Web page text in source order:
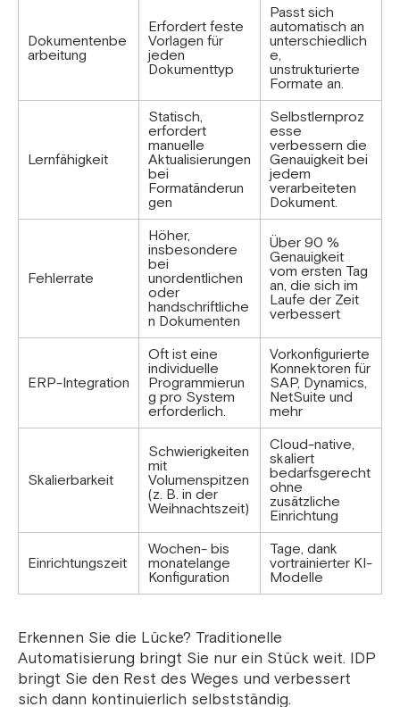
Dokumentenbe
arbeitung
Erfordert feste
Vorlagen für
jeden
Dokumenttyp
Passt sich
automatisch an
unterschiedlich
e,
unstrukturierte
Formate an.
Lernfähigkeit
Statisch,
erfordert
manuelle
Aktualisierungen
bei
Formatänderun
gen
Selbstlernproz
esse
verbessern die
Genauigkeit bei
jedem
verarbeiteten
Dokument.
Fehlerrate
Höher,
insbesondere
bei
unordentlichen
oder
handschriftliche
n Dokumenten
Über 90 %
Genauigkeit
vom ersten Tag
an, die sich im
Laufe der Zeit
verbessert
ERP-Integration
Oft ist eine
individuelle
Programmierun
g pro System
erforderlich.
Vorkonfigurierte
Konnektoren für
SAP, Dynamics,
NetSuite und
mehr
Skalierbarkeit
Schwierigkeiten
mit
Volumenspitzen
(z. B. in der
Weihnachtszeit)
Cloud-native,
skaliert
bedarfsgerecht
ohne
zusätzliche
Einrichtung
Einrichtungszeit
Wochen- bis
monatelange
Konfiguration
Tage, dank
vortrainierter KI-
Modelle
Erkennen Sie die Lücke? Traditionelle
Automatisierung bringt Sie nur ein Stück weit. IDP
bringt Sie den Rest des Weges und verbessert
sich dann kontinuierlich selbstständig.